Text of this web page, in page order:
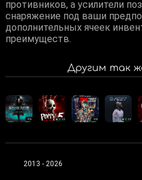
противников, а усилители
снаряжение под ваши
дополнительных ячеек
преимуществ.
Другим так
2013 - 2026